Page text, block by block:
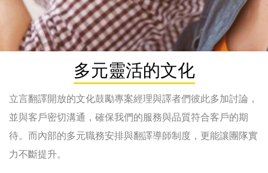
多元靈活的文化
立言翻譯開放的文化鼓勵專案經理與譯者們彼此多加討論，
並與客戶密切溝通，確保我們的服務與品質符合客戶的期
待。而內部的多元職務安排與翻譯導師制度，更能讓團隊實
力不斷提升。